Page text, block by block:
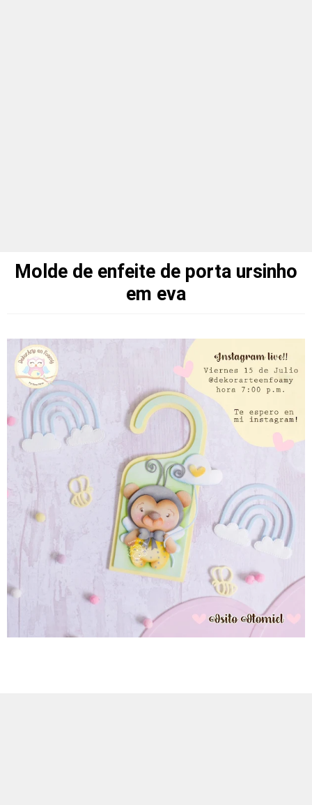
Molde de enfeite de porta ursinho
em eva